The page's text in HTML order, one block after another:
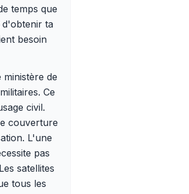
temps que
d'obtenir ta
besoin
de
Ce
civil.
couverture
L'une
pas
satellites
tous les